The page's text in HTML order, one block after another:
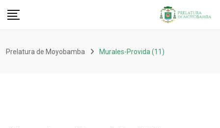
Prelatura de Moyobamba Murales-Provida (11)